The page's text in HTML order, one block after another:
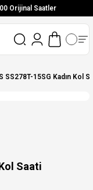
Orijinal Saatler
SS278T-15SG Kadın Kol
Saati